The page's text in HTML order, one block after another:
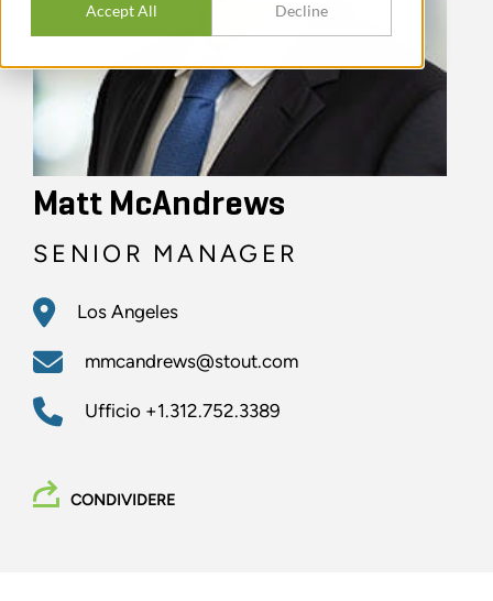
Accept All Decline
Matt McAndrews
SENIOR MANAGER
Los Angeles
mmcandrews@stout.com
Ufficio +1.312.752.3389
CONDIVIDERE